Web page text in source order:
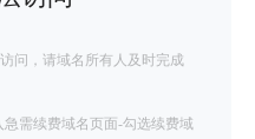
问，请域名所有人及时完成
需续费域名页面-勾选续费域